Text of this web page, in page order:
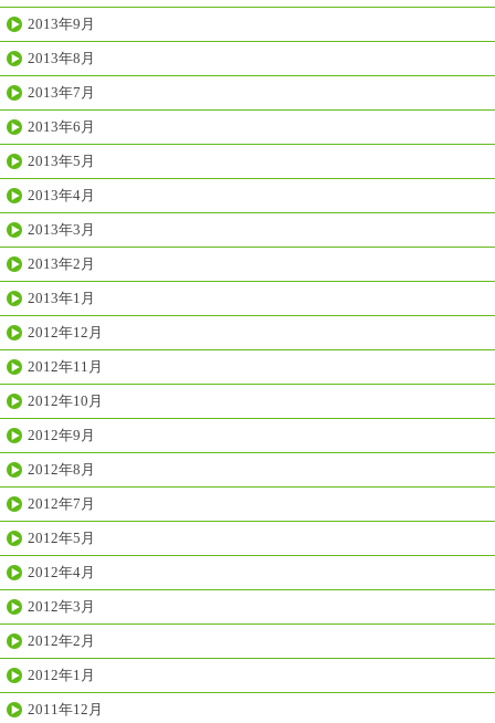
2013年9月
2013年8月
2013年7月
2013年6月
2013年5月
2013年4月
2013年3月
2013年2月
2013年1月
2012年12月
2012年11月
2012年10月
2012年9月
2012年8月
2012年7月
2012年5月
2012年4月
2012年3月
2012年2月
2012年1月
2011年12月